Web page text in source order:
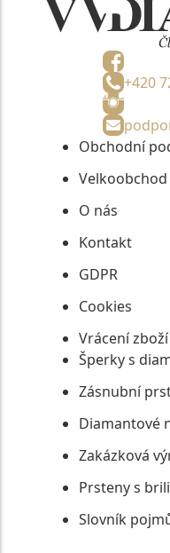
+420
Obchodní
Velkoobchod
O nás
Kontakt
GDPR
Cookies
Vrácení zboží
Šperky s
Zásnubní
Diamantové
Zakázková
Prsteny s
Slovník